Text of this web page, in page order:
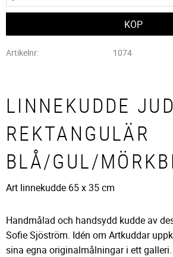
Artikelnr 1074
LINNEKUDDE
REKTANGULÄR
BLÅ/GUL/
Art linnekudde 65 x 35 cm
Handmålad och handsydd kudde av
Sofie Sjöström. Idén om Artkuddar
sina egna originalmålningar i ett